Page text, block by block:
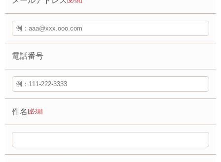
電話番号
件名[必須]